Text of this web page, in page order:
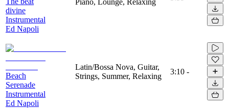
divine
Instrumental
Ed Napoli
Beach
Serenade
Instrumental
Ed Napoli
Latin/Bossa Nova, Guitar,
Strings, Summer, Relaxing
3:10 -